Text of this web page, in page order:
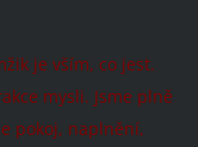
je vším, co jest.
mysli. Jsme plně
pokoj, naplnění,